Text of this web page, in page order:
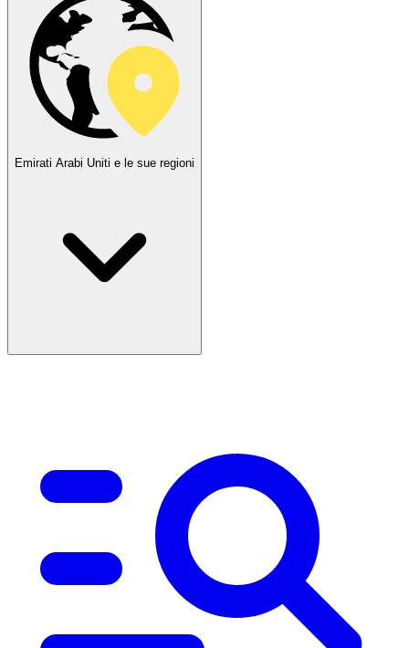
Emirati Arabi Uniti e le sue regioni